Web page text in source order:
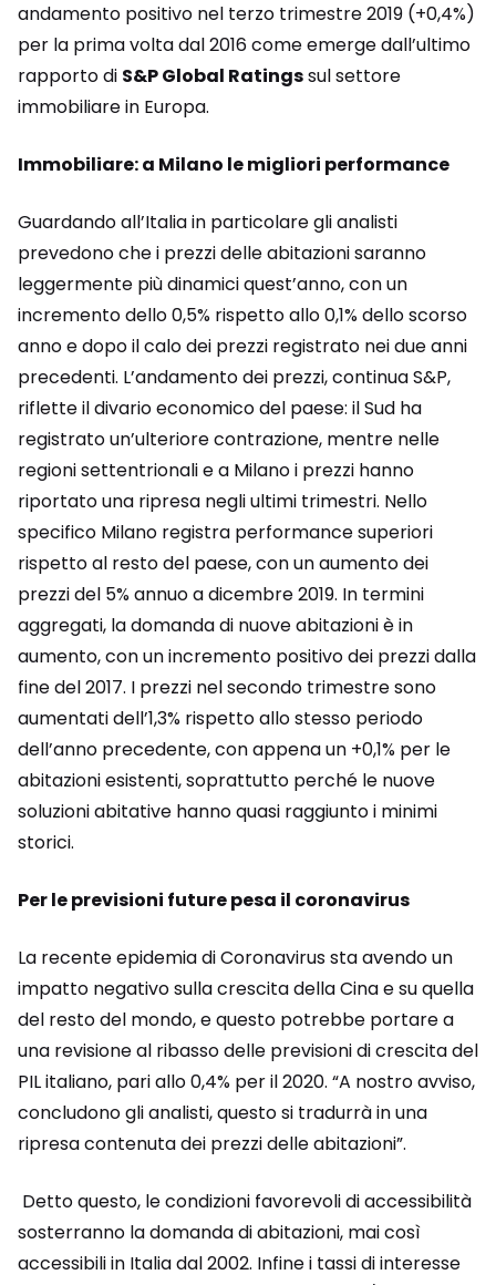
andamento positivo nel terzo trimestre 2019 (+0,4%)
per la prima volta dal 2016 come emerge dall’ultimo
rapporto di S&P Global Ratingssul settore
immobiliare in Europa.
Immobiliare: a Milano le migliori performance
Guardando all’Italia in particolare gli analisti
prevedono che i prezzi delle abitazioni saranno
leggermente più dinamici quest’anno, con un
incremento dello 0,5% rispetto allo 0,1% dello scorso
anno e dopo il calo dei prezzi registrato nei due anni
precedenti. L’andamento dei prezzi, continua S&P,
riflette il divario economico del paese: il Sud ha
registrato un’ulteriore contrazione, mentre nelle
regioni settentrionali e a Milano i prezzi hanno
riportato una ripresa negli ultimi trimestri. Nello
specifico Milano registra performance superiori
rispetto al resto del paese, con un aumento dei
prezzi del 5% annuo a dicembre 2019. In termini
aggregati, la domanda di nuove abitazioni è in
aumento, con un incremento positivo dei prezzi dalla
fine del 2017. I prezzi nel secondo trimestre sono
aumentati dell’1,3% rispetto allo stesso periodo
dell’anno precedente, con appena un +0,1% per le
abitazioni esistenti, soprattutto perché le nuove
soluzioni abitative hanno quasi raggiunto i minimi
storici.
Per le previsioni future pesa il coronavirus
La recente epidemia di Coronavirus sta avendo un
impatto negativo sulla crescita della Cina e su quella
del resto del mondo, e questo potrebbe portare a
una revisione al ribasso delle previsioni di crescita del
PIL italiano, pari allo 0,4% per il 2020. “A nostro avviso,
concludono gli analisti, questo si tradurrà in una
ripresa contenuta dei prezzi delle abitazioni”.
Detto questo, le condizioni favorevoli di accessibilità
sosterranno la domanda di abitazioni, mai così
accessibili in Italia dal 2002. Infine i tassi di interesse